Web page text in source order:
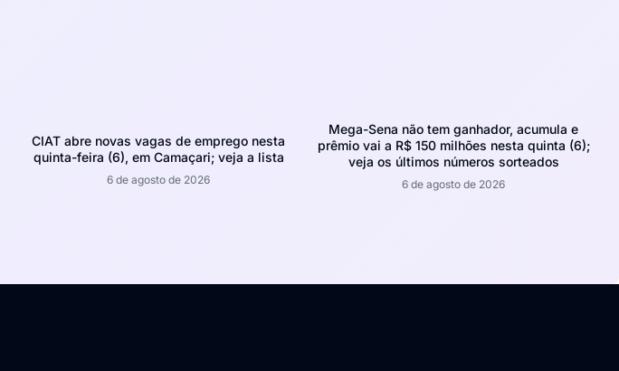
CIAT abre novas vagas de emprego nesta
quinta-feira (6), em Camaçari; veja a lista
6 de agosto de 2026
Mega-Sena não tem ganhador, acumula e
prêmio vai a R$ 150 milhões nesta quinta (6);
veja os últimos números sorteados
6 de agosto de 2026